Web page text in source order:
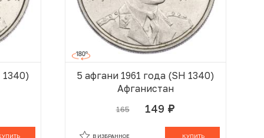
1340)
5 афгани 1961 года (SH 1340)
Афганистан
165 149 руб.
КУПИТЬ
В ИЗБРАННОЕ